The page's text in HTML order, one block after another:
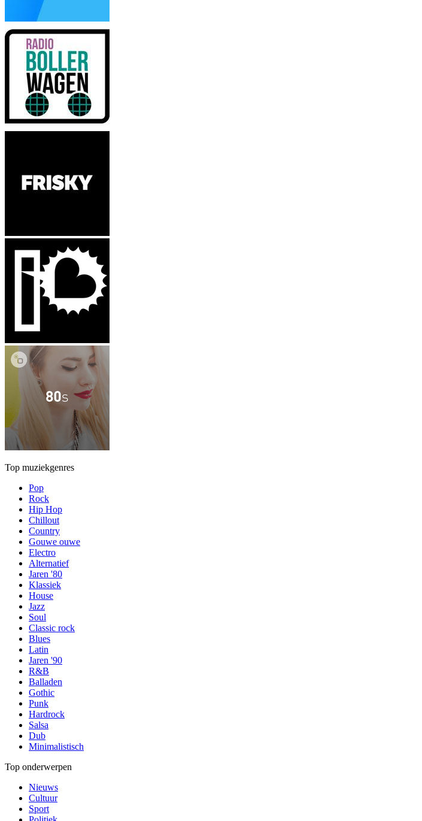
Top muziekgenres
Pop
Rock
Hip Hop
Chillout
Country
Gouwe ouwe
Electro
Alternatief
Jaren '80
Klassiek
House
Jazz
Soul
Classic rock
Blues
Latin
Jaren '90
R&B
Balladen
Gothic
Punk
Hardrock
Salsa
Dub
Minimalistisch
Top onderwerpen
Nieuws
Cultuur
Sport